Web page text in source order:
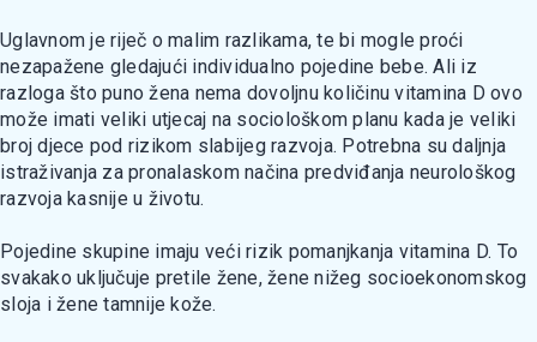
Uglavnom je riječ o malim razlikama, te bi mogle proći
nezapažene gledajući individualno pojedine bebe. Ali iz
razloga što puno žena nema dovoljnu količinu vitamina D ovo
može imati veliki utjecaj na sociološkom planu kada je veliki
broj djece pod rizikom slabijeg razvoja. Potrebna su daljnja
istraživanja za pronalaskom načina predviđanja neurološkog
razvoja kasnije u životu.
Pojedine skupine imaju veći rizik pomanjkanja vitamina D. To
svakako uključuje pretile žene, žene nižeg socioekonomskog
sloja i žene tamnije kože.